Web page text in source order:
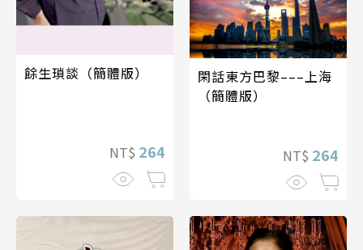
餘生瑣談（簡體版）
NT$ 264
閑話東方巴黎–––上海
（簡體版）
NT$ 264